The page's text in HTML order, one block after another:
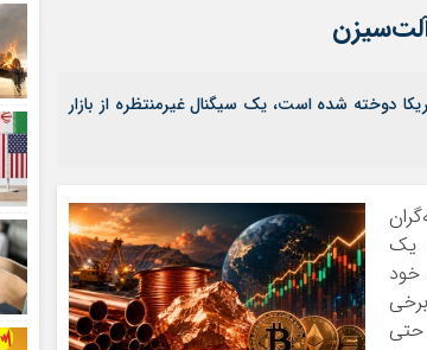
دوخته شده است، یک سیگنال غیرمنتظره از بازار
یک
خود
حتی